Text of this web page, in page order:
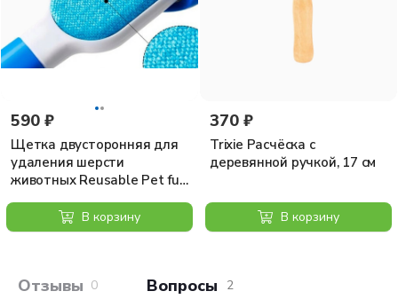
590 ₽
Щетка двусторонняя для
удаления шерсти
животных Reusable Pet fur
Remover
В корзину
370 ₽
Trixie Расчёска с
деревянной ручкой, 17 см
В корзину
Отзывы покупателей
0 Вопросы и
2